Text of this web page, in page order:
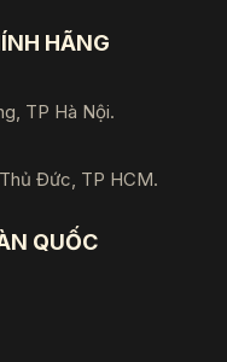
HÃNG
TP Hà Nội.
Đức, TP HCM.
QUỐC